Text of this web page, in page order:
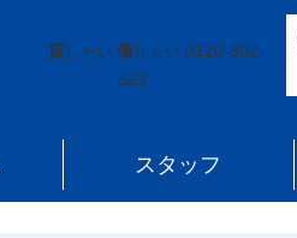
貸し たい 借り たい 0120-302-
563
スタッフ